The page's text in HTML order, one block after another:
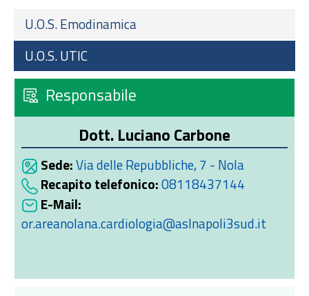
U.O.S. Emodinamica
U.O.S. UTIC
Responsabile
Dott. Luciano Carbone
Sede:Via delle Repubbliche, 7 - Nola
Recapito telefonico:08118437144
E-Mail:
or.areanolana.cardiologia@aslnapoli3sud.it